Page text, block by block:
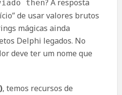
then? A resposta
de usar valores brutos
mágicas ainda
Delphi legados. No
deve ter um nome que
, temos recursos de